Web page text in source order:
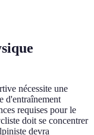
nécessite une
d'entraînement
requises pour le
doit se concentrer
devra